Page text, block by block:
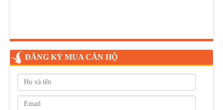
ĐĂNG KÝ MUA CĂN HỘ